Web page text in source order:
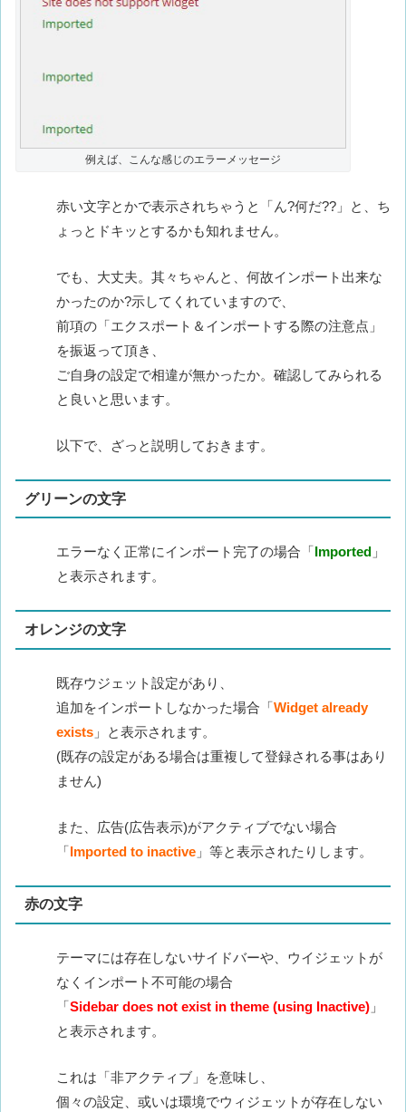
例えば、こんな感じのエラーメッセージ
赤い文字とかで表示されちゃうと「ん?何だ??」と、ち
ょっとドキッとするかも知れません。
でも、大丈夫。其々ちゃんと、何故インポート出来な
かったのか?示してくれていますので、
前項の「エクスポート＆インポートする際の注意点」
を振返って頂き、
ご自身の設定で相違が無かったか。確認してみられる
と良いと思います。
以下で、ざっと説明しておきます。
グリーンの文字
エラーなく正常にインポート完了の場合「 Imported 」
と表示されます。
オレンジの文字
既存ウジェット設定があり、
追加をインポートしなかった場合「Widget already
exists 」と表示されます。
(既存の設定がある場合は重複して登録される事はあり
ません)
また、広告(広告表示)がアクティブでない場合
「Imported to inactive 」等と表示されたりします。
赤の文字
テーマには存在しないサイドバーや、ウイジェットが
なくインポート不可能の場合
「Sidebar does not exist in theme (using Inactive) 」
と表示されます。
これは「非アクティブ」を意味し、
個々の設定、或いは環境でウィジェットが存在しない